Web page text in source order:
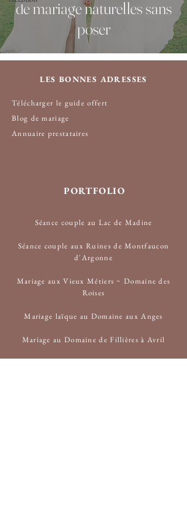
de mariage naturelles sans
poser
LES BONNES ADRESSES
Télécharger le guide offert
Blog de mariage
Annuaire prestataires
PORTFOLIO
Séance couple au Lac de Madine
Séance couple aux Ruines de Montfaucon
d'Argonne
Mariage aux Vieux Métiers ~ Domaine des
Roises
Mariage laïque au Domaine aux Anges
Mariage au Domaine de Fillières à Avril